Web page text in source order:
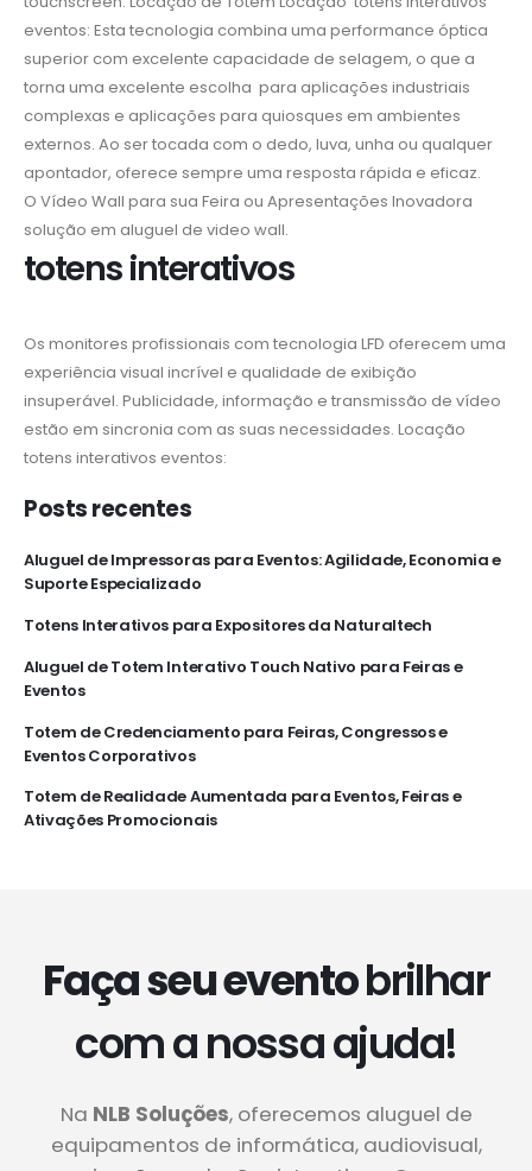
eventos: Esta tecnologia combina uma performance óptica
superior com excelente capacidade de selagem, o que a
torna uma excelente escolha para aplicações industriais
complexas e aplicações para quiosques em ambientes
externos. Ao ser tocada com o dedo, luva, unha ou qualquer
apontador, oferece sempre uma resposta rápida e eficaz.
O Vídeo Wall para sua Feira ou Apresentações Inovadora
solução em aluguel de video wall.
totens interativos
Os monitores profissionais com tecnologia LFD oferecem uma
experiência visual incrível e qualidade de exibição
insuperável. Publicidade, informação e transmissão de vídeo
estão em sincronia com as suas necessidades. Locação
totens interativos eventos:
Posts recentes
Aluguel de Impressoras para Eventos: Agilidade, Economia e
Suporte Especializado
Totens Interativos para Expositores da Naturaltech
Aluguel de Totem Interativo Touch Nativo para Feiras e
Eventos
Totem de Credenciamento para Feiras, Congressos e
Eventos Corporativos
Totem de Realidade Aumentada para Eventos, Feiras e
Ativações Promocionais
Faça seu eventobrilhar
com a nossa ajuda!
Na NLB Soluções, oferecemos aluguel de
equipamentos de informática, audiovisual,